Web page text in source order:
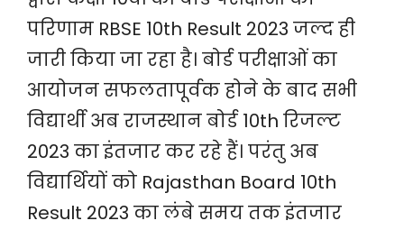
परिणाम RBSE 10th Result 2023 जल्द ही
जारी किया जा रहा है। बोर्ड परीक्षाओं का
आयोजन सफलतापूर्वक होने के बाद सभी
विद्यार्थी अब राजस्थान बोर्ड 10th रिजल्ट
2023 का इंतजार कर रहे हैं। परंतु अब
विद्यार्थियों को Rajasthan Board 10th
Result 2023 का लंबे समय तक इंतजार